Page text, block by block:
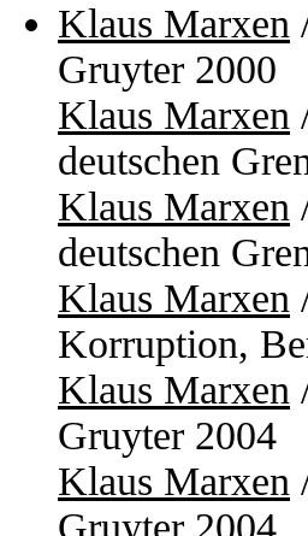
Klaus Marxen
Gruyter 2000
Klaus Marxen
deutschen
Klaus Marxen
deutschen
Klaus Marxen
Korruption,
Klaus Marxen
Gruyter 2004
Klaus Marxen